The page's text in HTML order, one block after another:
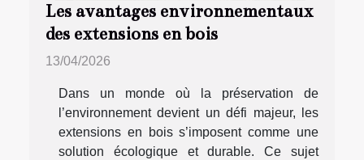
Les avantages environnementaux
des extensions en bois
13/04/2026
Dans un monde où la préservation de
l’environnement devient un défi majeur, les
extensions en bois s’imposent comme une
solution écologique et durable. Ce sujet